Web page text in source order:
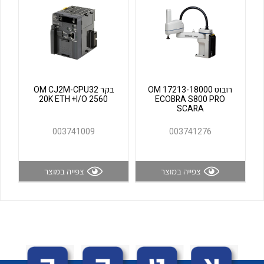
לכל מוצרי היצרן לכל מוצרי היצרן
רובוט OM 17213-18000
ECOBRA S800 PRO
SCARA
003741276
צפייה במוצר
בקר OM CJ2M-CPU32
20K ETH +I/O 2560
003741009
צפייה במוצר